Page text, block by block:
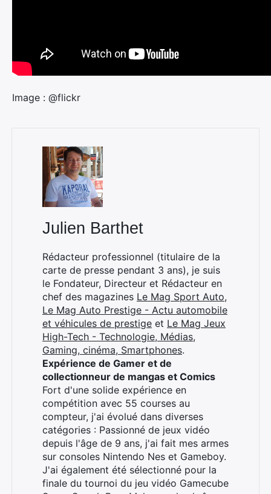
Image : @flickr
Julien Barthet
Rédacteur professionnel (titulaire de la
carte de presse pendant 3 ans), je suis
le Fondateur, Directeur et Rédacteur en
chef des magazines Le Mag Sport Auto,
Le Mag Auto Prestige - Actu automobile
et véhicules de prestige et Le Mag Jeux
High-Tech - Technologie, Médias,
Gaming, cinéma, Smartphones.
Expérience de Gamer et de
collectionneur de mangas et Comics
Fort d'une solide expérience en
compétition avec 55 courses au
compteur, j'ai évolué dans diverses
catégories : Passionné de jeux vidéo
depuis l'âge de 9 ans, j'ai fait mes armes
sur consoles Nintendo Nes et Gameboy.
J'ai également été sélectionné pour la
finale du tournoi du jeu vidéo Gamecube